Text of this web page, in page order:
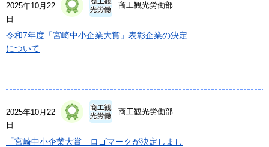
2025年10月22
日
商工観光労働部
令和7年度「宮崎中小企業大賞」表彰企業の決定
について
2025年10月22
日
商工観光労働部
「宮崎中小企業大賞」ロゴマークが決定しまし